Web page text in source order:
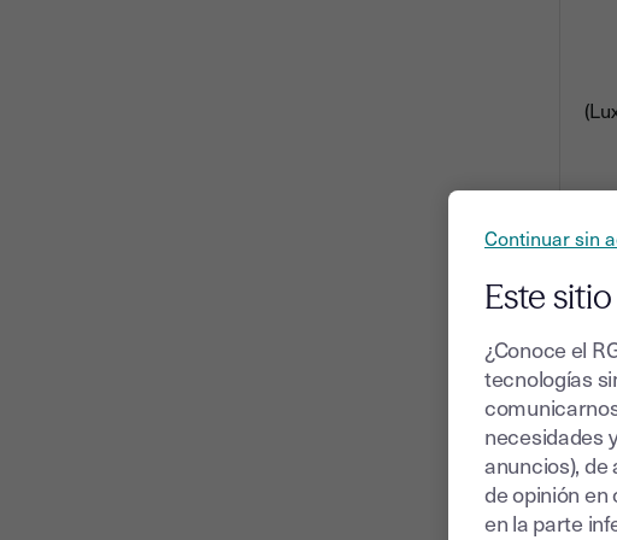
Continuar sin
Este
¿Conoce el
tecnologías
necesidades
anuncios),
de opinión
en la parte